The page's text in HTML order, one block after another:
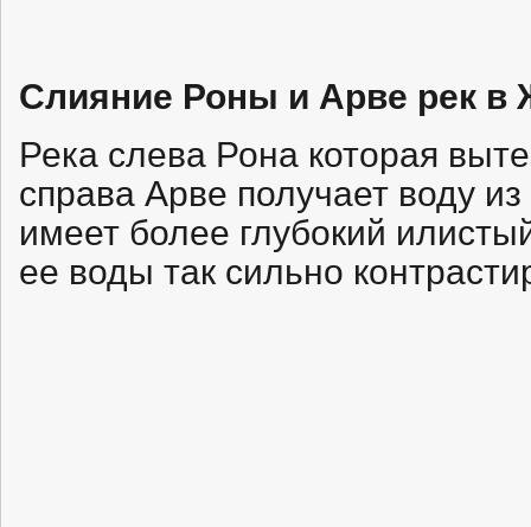
Слияние Роны и Арве рек в
Река слева Рона которая
справа Арве получает воду
имеет более глубокий
ее воды так сильно